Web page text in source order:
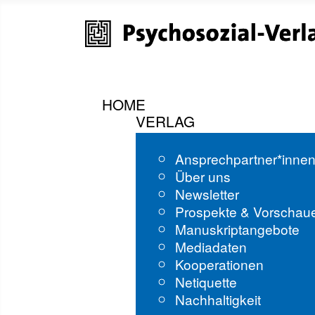
HOME
VERLAG
Über uns
Newsletter
Prospekte &
Manuskriptangebote
Mediadaten
Kooperationen
Netiquette
Nachhaltigkeit